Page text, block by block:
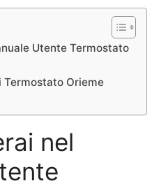
Utente Termostato
Termostato Orieme
nel